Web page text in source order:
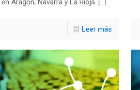
Aragón, Navarra y La Rioja. […]
Leer más